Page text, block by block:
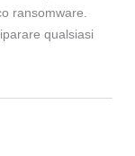
ransomware.
qualsiasi